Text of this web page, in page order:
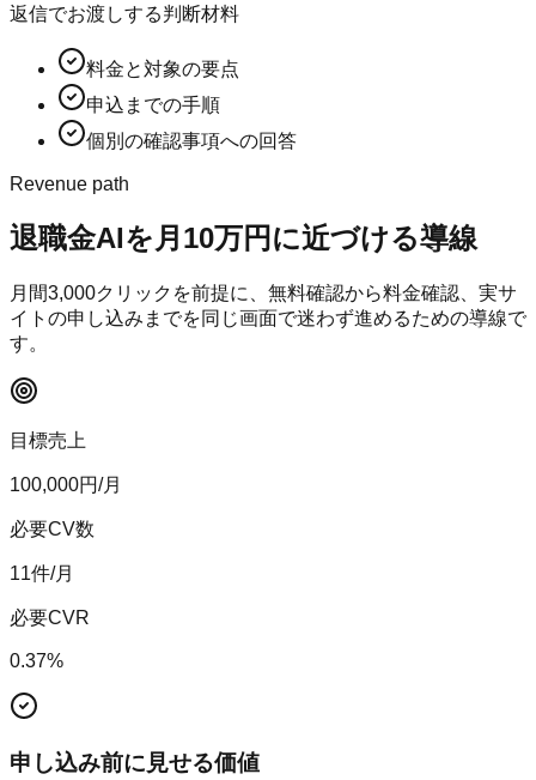
返信でお渡しする判断材料
料金と対象の要点
申込までの手順
個別の確認事項への回答
Revenue path
退職金AIを月10万円に近づける導線
月間3,000クリックを前提に、無料確認から料金確認、実サ
イトの申し込みまでを同じ画面で迷わず進めるための導線で
す。
目標売上
100,000円/月
必要CV数
11件/月
必要CVR
0.37%
申し込み前に見せる価値